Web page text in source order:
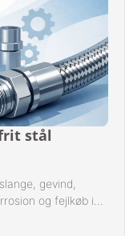
stål
gevind,
og fejlkøb i